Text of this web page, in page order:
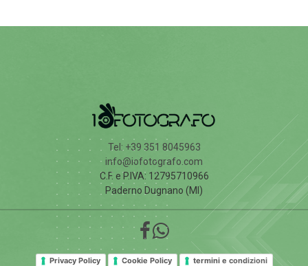
Tel: +39 351 8045963
info@iofotografo.com
C.F. e P.IVA: 12795710966
Paderno Dugnano (MI)
Privacy Policy Cookie Policy termini e condizioni